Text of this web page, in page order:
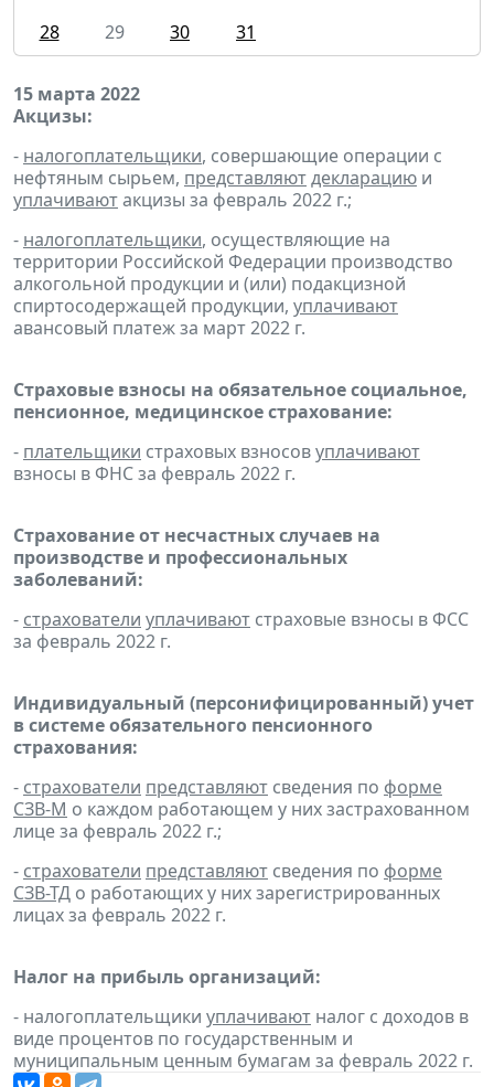
28
29 30 31
15 марта 2022
Акцизы:
- налогоплательщики, совершающие операции с
нефтяным сырьем, представляютдекларацию и
уплачиваютакцизы за февраль 2022 г.;
- налогоплательщики, осуществляющие на
территории Российской Федерации производство
алкогольной продукции и (или) подакцизной
спиртосодержащей продукции, уплачивают
авансовый платеж за март 2022 г.
Страховые взносы на обязательное социальное,
пенсионное, медицинское страхование:
- плательщики страховых взносовуплачивают
взносы в ФНС за февраль 2022 г.
Страхование от несчастных случаев на
производстве и профессиональных
заболеваний:
- страхователи уплачивают страховые взносы в ФСС
за февраль 2022 г.
Индивидуальный (персонифицированный) учет
в системе обязательного пенсионного
страхования:
- страхователи представляют сведения по форме
СЗВ-М о каждом работающем у них застрахованном
лице за февраль 2022 г.;
- страхователи представляют сведения по форме
СЗВ-ТД о работающих у них зарегистрированных
лицах за февраль 2022 г.
Налог на прибыль организаций:
- налогоплательщики уплачивают налог с доходов в
виде процентов по государственным и
муниципальным ценным бумагам за февраль 2022 г.